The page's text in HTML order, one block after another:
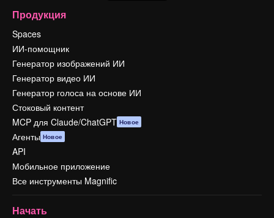
Продукция
Spaces
ИИ-помощник
Генератор изображений ИИ
Генератор видео ИИ
Генератор голоса на основе ИИ
Стоковый контент
MCP для Claude/ChatGPT Новое
Агенты Новое
API
Мобильное приложение
Все инструменты Magnific
Начать